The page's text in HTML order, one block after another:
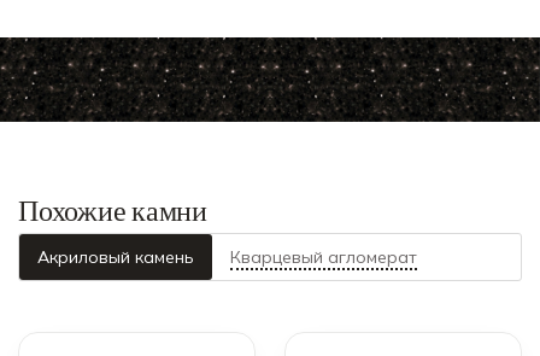
Похожие камни
Акриловый камень Кварцевый агломерат